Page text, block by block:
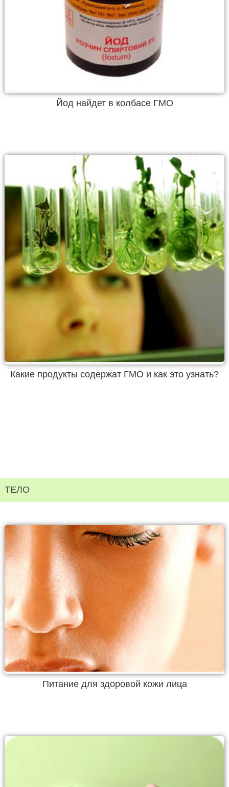
Йод найдет в колбасе ГМО
Какие продукты содержат ГМО и как это узнать?
ТЕЛО
Питание для здоровой кожи лица